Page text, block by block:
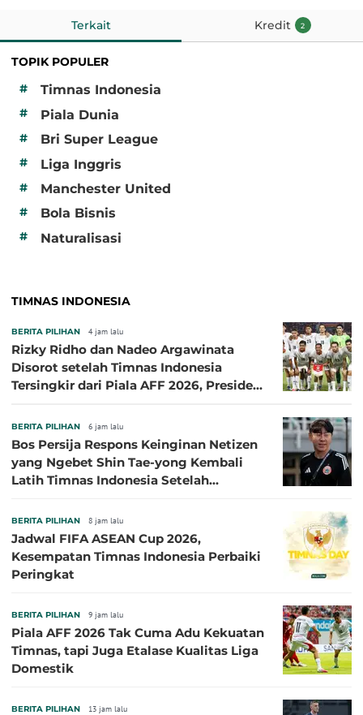
Terkait Kredit 2
TOPIK POPULER
#
Timnas Indonesia
# Piala Dunia
# Bri Super League
# Liga Inggris
# Manchester United
# Bola Bisnis
# Naturalisasi
TIMNAS INDONESIA
BERITA PILIHAN 4 jam lalu
Rizky Ridho dan Nadeo Argawinata
Disorot setelah Timnas Indonesia
Tersingkir dari Piala AFF 2026, Presiden
BERITA PILIHAN 6 jam lalu
Bos Persija Respons Keinginan Netizen
yang Ngebet Shin Tae-yong Kembali
Latih Timnas Indonesia Setelah
BERITA PILIHAN 8 jam lalu
Jadwal FIFA ASEAN Cup 2026,
Kesempatan Timnas Indonesia Perbaiki
Peringkat
BERITA PILIHAN 9 jam lalu
Piala AFF 2026 Tak Cuma Adu Kekuatan
Timnas, tapi Juga Etalase Kualitas Liga
Domestik
BERITA PILIHAN 13 jam lalu